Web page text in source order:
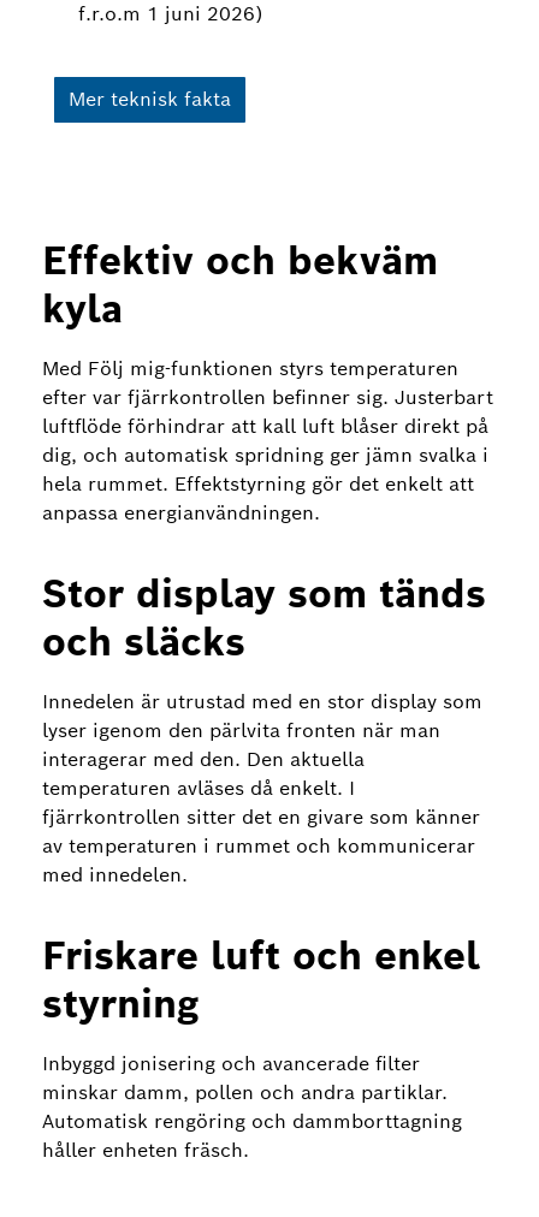
f.r.o.m 1 juni 2026)
Mer teknisk fakta
Effektiv och bekväm
kyla
Med Följ mig-funktionen styrs temperaturen
efter var fjärrkontrollen befinner sig. Justerbart
luftflöde förhindrar att kall luft blåser direkt på
dig, och automatisk spridning ger jämn svalka i
hela rummet. Effektstyrning gör det enkelt att
anpassa energianvändningen.
Stor display som tänds
och släcks
Innedelen är utrustad med en stor display som
lyser igenom den pärlvita fronten när man
interagerar med den. Den aktuella
temperaturen avläses då enkelt. I
fjärrkontrollen sitter det en givare som känner
av temperaturen i rummet och kommunicerar
med innedelen.
Friskare luft och enkel
styrning
Inbyggd jonisering och avancerade filter
minskar damm, pollen och andra partiklar.
Automatisk rengöring och dammborttagning
håller enheten fräsch.